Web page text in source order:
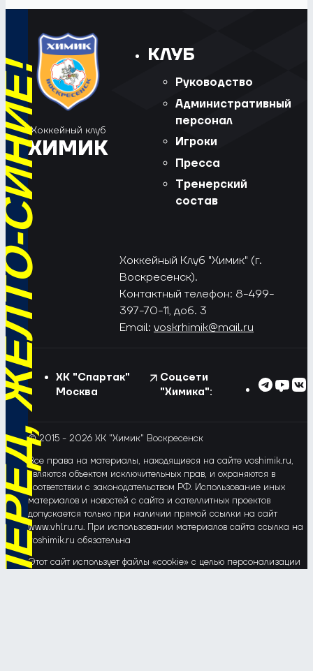
СИНИЕ!
Хоккейный клуб
ХИМИК
КЛУБ
Руководство
Административный
персонал
Игроки
Пресса
Тренерский
состав
Хоккейный Клуб "Химик" (г.
Воскресенск).
Контактный телефон: 8-499-
397-70-11, доб. 3
Email: voskrhimik@mail.ru
ХК "Спартак"
Москва
Соцсети
"Химика":
© 2015 - 2026 ХК "Химик" Воскресенск
Все права на материалы, находящиеся на сайте voshimik.ru,
являются объектом исключительных прав, и охраняются в
соответствии с законодательством РФ. Использование иных
материалов и новостей с сайта и сателлитных проектов
допускается только при наличии прямой ссылки на сайт
www.vhlru.ru. При использовании материалов сайта ссылка на
voshimik.ru обязательна
Этот сайт использует файлы «cookie» с целью персонализации